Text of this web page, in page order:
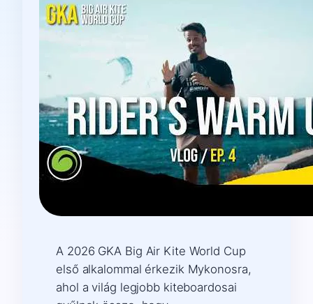
A 2026 GKA Big Air Kite World Cup
első alkalommal érkezik Mykonosra,
ahol a világ legjobb kiteboardosai